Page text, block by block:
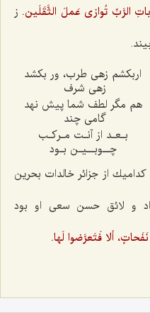
الرَّبِّ تُوازی عَملَ الثَّقَلَین. ز
اربكشم زهی طرب، ور بكشد
زهی شرف
هم مگر لطف شما پیش نهد
گامی‌ چند
بـعـد از آنـت مـركـب
چــوبــیـن بـود
از جزائر خالدات بحرین
و لائق حسن سعی او بود
ألا فَتَعرَّضوا لَها.